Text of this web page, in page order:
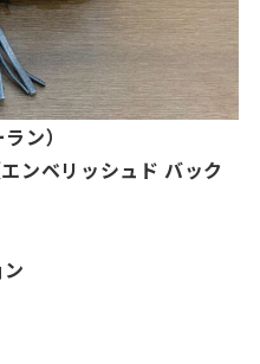
ン）
ベリッシュド バック